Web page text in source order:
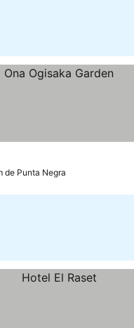
de Punta Negra